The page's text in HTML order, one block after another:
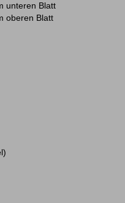
unteren Blatt
oberen Blatt